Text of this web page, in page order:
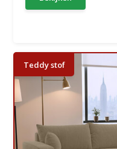
Teddy stof